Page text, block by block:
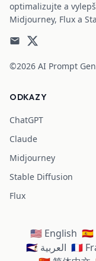
optimalizujte a
Midjourney, Flux a
©2026 AI Prompt
ODKAZY
ChatGPT
Claude
Midjourney
Stable Diffusion
Flux
🇺🇸 English 🇪🇸
🇸🇦 العربية 🇫🇷